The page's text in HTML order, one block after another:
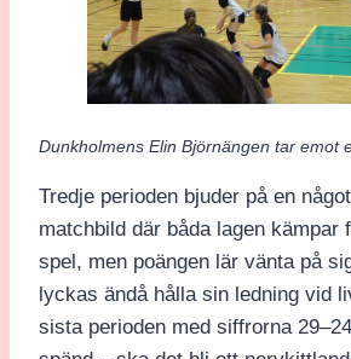
Dunkholmens Elin Björnängen tar emot
Tredje perioden bjuder på en
matchbild där båda lagen kämpar
spel, men poängen lär vänta på
lyckas ändå hålla sin ledning vid
sista perioden med siffrorna